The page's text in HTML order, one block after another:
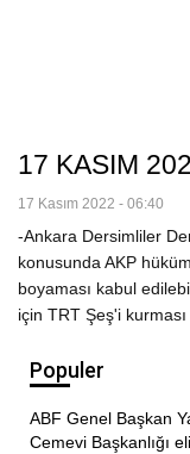
17 KASIM
17 Kasım 2022 - 06:40
-Ankara Dersimliler
konusunda AKP
boyaması kabul
için TRT Şeş'i
Populer
ABF Genel Başkan
Cemevi Başkanlığı